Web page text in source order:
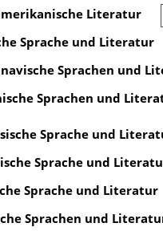
Literatur
Sprache und Literatur
Sprachen und
Sprachen und
Sprache und
Sprache und
Sprache und Literatur
Sprachen und